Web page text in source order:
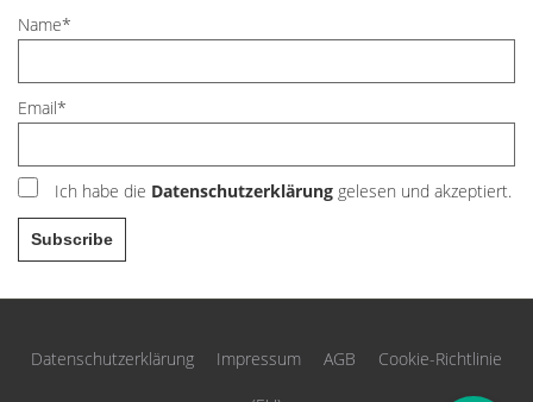
Name*
Email*
Ich habe die Datenschutzerklärung gelesen und akzeptiert.
Datenschutzerklärung Impressum AGB Cookie-Richtlinie